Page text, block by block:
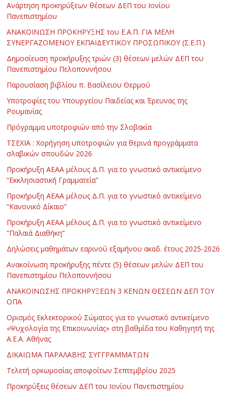
Ανάρτηση προκηρύξεων θέσεων ΔΕΠ του Ιονίου
Πανεπιστημίου
ΑΝΑΚΟΙΝΩΣΗ ΠΡΟΚΗΡΥΞΗΣ του Ε.Α.Π. ΓΙΑ ΜΕΛΗ
ΣΥΝΕΡΓΑΖΟΜΕΝΟΥ ΕΚΠΑΙΔΕΥΤΙΚΟΥ ΠΡΟΣΩΠΙΚΟΥ (Σ.Ε.Π.)
Δημοσίευση προκήρυξης τριών (3) θέσεων μελών ΔΕΠ του
Πανεπιστημίου Πελοποννήσου
Παρουσίαση βιβλίου π. Βασίλειου Θερμού
Υποτροφίες του Υπουργείου Παιδείας και Έρευνας της
Ρουμανίας
Πρόγραμμα υποτροφιών από την Σλοβακία
ΤΣΕΧΙΑ : Χορήγηση υποτροφιών για θερινά προγράμματα
σλαβικών σπουδών 2026
Προκήρυξη ΑΕΑΑ μέλους Δ.Π. για το γνωστικό αντικείμενο
“Εκκλησιαστική Γραμματεία”
Προκήρυξη ΑΕΑΑ μέλους Δ.Π. για το γνωστικό αντικείμενο
“Κανονικό Δίκαιο”
Προκήρυξη ΑΕΑΑ μέλους Δ.Π. για το γνωστικό αντικείμενο
“Παλαιά Διαθήκη”
Δηλώσεις μαθημάτων εαρινού εξαμήνου ακαδ. έτους 2025-2026
Ανακοίνωση προκήρυξης πέντε (5) θέσεων μελών ΔΕΠ του
Πανεπιστημίου Πελοποννήσου
ΑΝΑΚΟΙΝΩΣΗΣ ΠΡΟΚΗΡΥΞΕΩΝ 3 ΚΕΝΩΝ ΘΕΣΕΩΝ ΔΕΠ ΤΟΥ
ΟΠΑ
Ορισμός Εκλεκτορικού Σώματος για το γνωστικό αντικείμενο
«Ψυχολογία της Επικοινωνίας» στη βαθμίδα του Καθηγητή της
Α.Ε.Α. Αθήνας
ΔΙΚΑΙΩΜΑ ΠΑΡΑΛΑΒΗΣ ΣΥΓΓΡΑΜΜΑΤΩΝ
Τελετή ορκωμοσίας αποφοίτων Σεπτεμβρίου 2025
Προκηρύξεις θέσεων ΔΕΠ του Ιονίου Πανεπιστημίου